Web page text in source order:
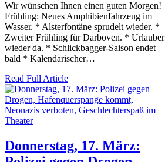
Wir wünschen Ihnen einen guten Morgen!
Frühling: Neues Amphibienfahrzeug im
Wasser. * Alsterfontäne sprudelt wieder. *
Zweiter Frühling für Darboven. * Urlauber
wieder da. * Schlickbagger-Saison endet
bald * Kalendarischer…
Read Full Article
Donnerstag, 17. März: